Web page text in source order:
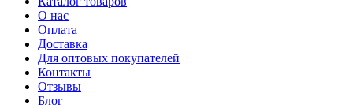
О нас
Оплата
Доставка
Для оптовых покупателей
Контакты
Отзывы
Блог